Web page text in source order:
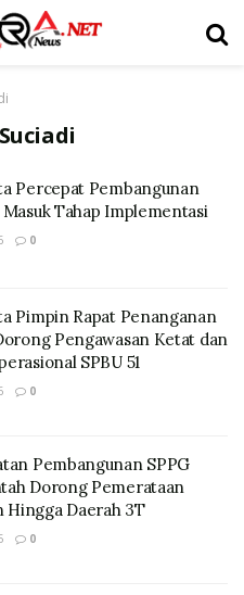
Percepat Pembangunan
Masuk Tahap Implementasi
0
Pimpin Rapat Penanganan
Pengawasan Ketat dan
SPBU 51
0
Pembangunan SPPG
Dorong Pemerataan
Hingga Daerah 3T
0